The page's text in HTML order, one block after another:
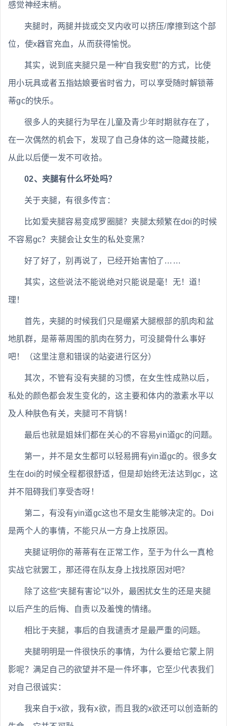
感觉神经末梢。
夹腿时，两腿并拢或交叉内收可以挤压/摩擦到这个部
位，使x器官充血，从而获得愉悦。
其实，说到底夹腿只是一种“自我安慰”的方式，比使
用小玩具或者五指姑娘要省时省力，可以享受随时解锁蒂
蒂gc的快乐。
很多人的夹腿行为早在儿童及青少年时期就存在了，
在一次偶然的机会下，发现了自己身体的这一隐藏技能，
从此以后便一发不可收拾。
02、夹腿有什么坏处吗？
关于夹腿，有很多传言：
比如爱夹腿容易变成罗圈腿？夹腿太频繁在doi的时候
不容易gc？夹腿会让女生的私处变黑？
好了好了，别再说了，已经开始害怕了……
其实，这些说法不能说绝对只能说是毫！无！道！
理！
首先，夹腿的时候我们只是绷紧大腿根部的肌肉和盆
地肌群，是蒂蒂周围的肌肉在努力，可没腿骨什么事好
吧！（这里注意和错误的站姿进行区分）
其次，不管有没有夹腿的习惯，在女生性成熟以后，
私处的颜色都会发生变化的，这主要和体内的激素水平以
及人种肤色有关，夹腿可不背锅！
最后也就是姐妹们都在关心的不容易yin道gc的问题。
第一，并不是女生都可以轻易拥有yin道gc的。很多女
生在doi的时候全程都很舒适，但是却始终无法达到gc，这
并不阻碍我们享受杏呀！
第二，有没有yin道gc这也不是女生能够决定的。Doi
是两个人的事情，不能只从一方身上找原因。
夹腿证明你的蒂蒂有在正常工作，至于为什么一真枪
实战它就罢工，那还得在队友身上找找原因对吧？
除了这些“夹腿有害论”以外，最困扰女生的还是夹腿
以后产生的后悔、自责以及羞愧的情绪。
相比于夹腿，事后的自我谴责才是最严重的问题。
夹腿明明是一件很快乐的事情，为什么要给它蒙上阴
影呢？满足自己的欲望并不是一件坏事，它至少代表我们
对自己很诚实：
我来自于x欲，我有x欲，而且我的x欲还可以创造新的